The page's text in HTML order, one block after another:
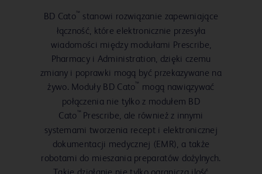
BD Cato™ stanowi rozwiązanie zapewniające
łączność, które elektronicznie przesyła
wiadomości między modułami Prescribe,
Pharmacy i Administration, dzięki czemu
zmiany i poprawki mogą być przekazywane na
żywo. Moduły BD Cato™ mogą nawiązywać
połączenia nie tylko z modułem BD
Cato™ Prescribe, ale również z innymi
systemami tworzenia recept i elektronicznej
dokumentacji medycznej (EMR), a także
robotami do mieszania preparatów dożylnych.